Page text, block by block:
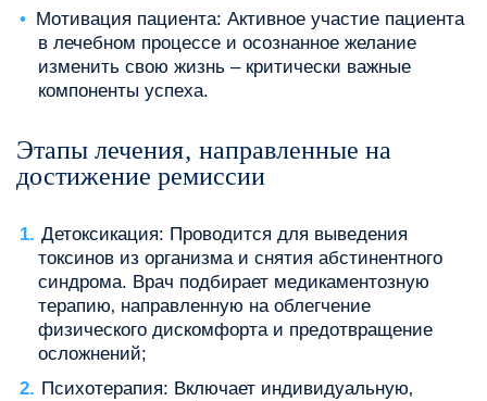
Мотивация пациента: Активное участие пациента
в лечебном процессе и осознанное желание
изменить свою жизнь – критически важные
компоненты успеха.
Этапы лечения‚ направленные на
достижение ремиссии
Детоксикация: Проводится для выведения
токсинов из организма и снятия абстинентного
синдрома. Врач подбирает медикаментозную
терапию‚ направленную на облегчение
физического дискомфорта и предотвращение
осложнений;
Психотерапия: Включает индивидуальную‚